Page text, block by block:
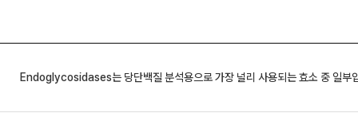
Endoglycosidases는 당단백질 분석용으로 가장 널리 사용되는 효소 중 일부